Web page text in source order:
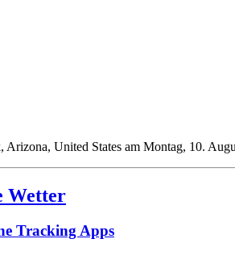
United States am Montag, 10.
Wetter
Tracking Apps